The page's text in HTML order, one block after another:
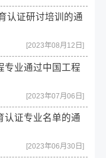
认证研讨培训的通
[2023年08月12日]
专业通过中国工程
[2023年07月06日]
认证专业名单的通
[2023年06月30日]